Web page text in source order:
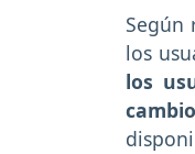
Según
los
los